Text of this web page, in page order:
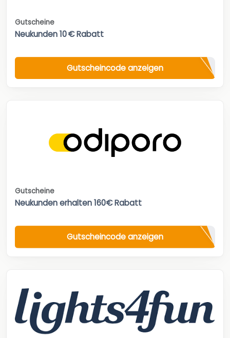
Gutscheine
Neukunden 10 € Rabatt
Gutscheincode anzeigen
Gutscheine
Neukunden erhalten 160€ Rabatt
Gutscheincode anzeigen